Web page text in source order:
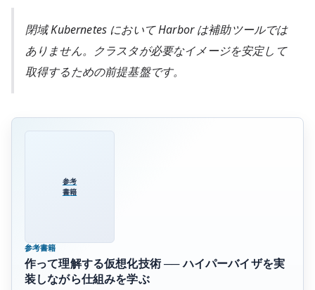
の
閉域 Kubernetes において Harbor は補助ツールでは
ありません。クラスタが必要なイメージを安定して
取得するための前提基盤です。
参考
書籍
参考書籍
作って理解する仮想化技術 ── ハイパーバイザを実
装しながら仕組みを学ぶ